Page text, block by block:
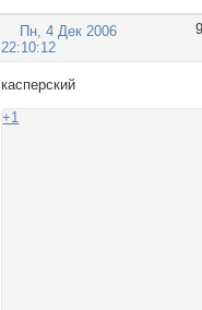
9
Пн, 4 Дек 2006
22:10:12
касперский
+1